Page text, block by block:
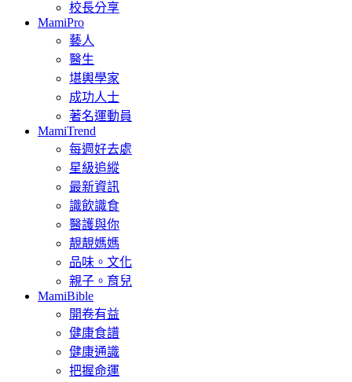
校長分享
MamiPro
藝人
醫生
堪輿學家
成功人士
著名運動員
MamiTrend
每週好去處
星級追縱
最新資訊
識飲識食
醫護與你
靚靚媽媽
品味。文化
親子。育兒
MamiBible
開卷有益
健康食譜
健康通識
把握命運